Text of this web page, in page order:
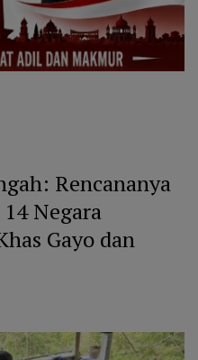
Rencananya
Negara
Gayo dan